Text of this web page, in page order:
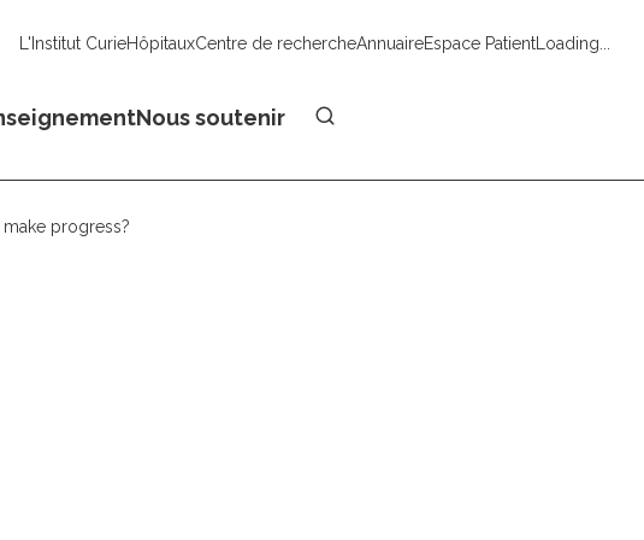
L'Institut CurieHôpitauxCentre de rechercheAnnuaireEspace PatientLoading...
Nous soutenir
progress?